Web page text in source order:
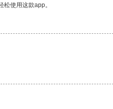
使用这款app。